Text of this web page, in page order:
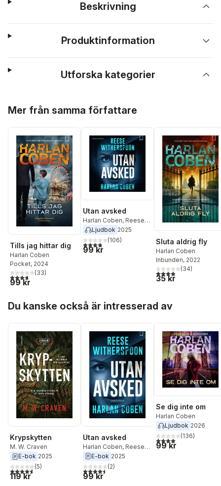
Beskrivning
Produktinformation
Utforska kategorier
Mer från samma författare
Tills jag hittar dig
Harlan Coben
Pocket, 2024
3,7utav 5 stjärnor. Totalt antal röster:
(33)
99 kr
Utan avsked
Harlan Coben, Reese
Witherspoon
Ljudbok 2025
3,9utav 5 stjärnor. Totalt antal röster:
(106)
99 kr
Sluta aldrig fly
Harlan Coben
Inbunden, 2022
3,9utav 5 stjärnor.
(34)
35 kr
Du kanske också är intresserad av
Krypskytten
M. W. Craven
E-bok 2025
4,6utav 5 stjärnor. Totalt antal röster:
(5)
119 kr
Utan avsked
Harlan Coben, Reese
Witherspoon
E-bok 2025
4,5utav 5 stjärnor. Totalt antal röster:
(2)
99 kr
Se dig inte om
Harlan Coben
Ljudbok 2026
4,0utav 5 stjärnor.
(136)
99 kr